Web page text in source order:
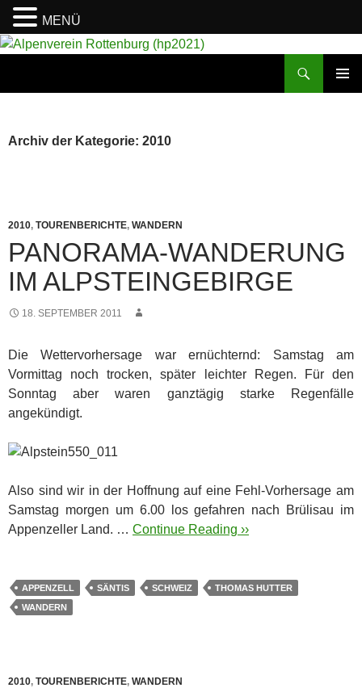
Archiv der Kategorie: 2010
2010, TOURENBERICHTE, WANDERN
PANORAMA-WANDERUNG
IM ALPSTEINGEBIRGE
18. SEPTEMBER 2011
Die Wettervorhersage war ernüchternd: Samstag am
Vormittag noch trocken, später leichter Regen. Für den
Sonntag aber waren ganztägig starke Regenfälle
angekündigt.
Also sind wir in der Hoffnung auf eine Fehl-Vorhersage am
Samstag morgen um 6.00 los gefahren nach Brülisau im
Appenzeller Land. … Continue Reading ››
APPENZELL SÄNTIS SCHWEIZ
THOMAS HUTTER
WANDERN
2010, TOURENBERICHTE, WANDERN
MENÜ